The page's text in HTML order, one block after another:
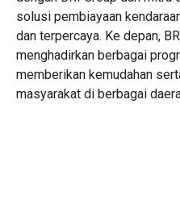
solusi pembiayaan
dan terpercaya. Ke depan,
menghadirkan berbagai
memberikan kemudahan
masyarakat di berbagai